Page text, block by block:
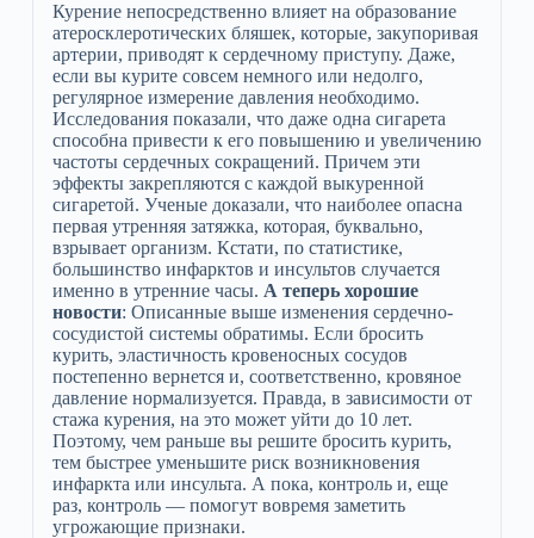
Курение непосредственно влияет на образование
атеросклеротических бляшек, которые, закупоривая
артерии, приводят к сердечному приступу. Даже,
если вы курите совсем немного или недолго,
регулярное измерение давления необходимо.
Исследования показали, что даже одна сигарета
способна привести к его повышению и увеличению
частоты сердечных сокращений. Причем эти
эффекты закрепляются с каждой выкуренной
сигаретой. Ученые доказали, что наиболее опасна
первая утренняя затяжка, которая, буквально,
взрывает организм. Кстати, по статистике,
большинство инфарктов и инсультов случается
именно в утренние часы. А теперь хорошие
новости: Описанные выше изменения сердечно-
сосудистой системы обратимы. Если бросить
курить, эластичность кровеносных сосудов
постепенно вернется и, соответственно, кровяное
давление нормализуется. Правда, в зависимости от
стажа курения, на это может уйти до 10 лет.
Поэтому, чем раньше вы решите бросить курить,
тем быстрее уменьшите риск возникновения
инфаркта или инсульта. А пока, контроль и, еще
раз, контроль — помогут вовремя заметить
угрожающие признаки.